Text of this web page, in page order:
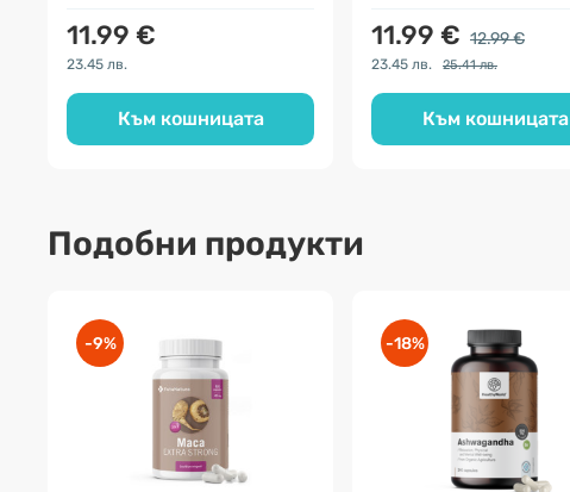
11.99 €
23.45 лв.
Към кошницата
11.99 € 12.99 €
23.45 лв. 25.41 лв.
Към кошницата
Подобни продукти
-9% -18%